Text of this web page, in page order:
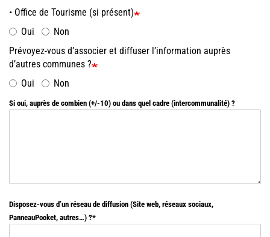
• Office de Tourisme (si présent)
Oui
Non
Prévoyez-vous d’associer et diffuser l’information auprès
d’autres communes ?
Oui
Non
Si oui, auprès de combien (+/-10) ou dans quel cadre (intercommunalité) ?
Disposez-vous d’un réseau de diffusion (Site web, réseaux sociaux,
PanneauPocket, autres…) ?